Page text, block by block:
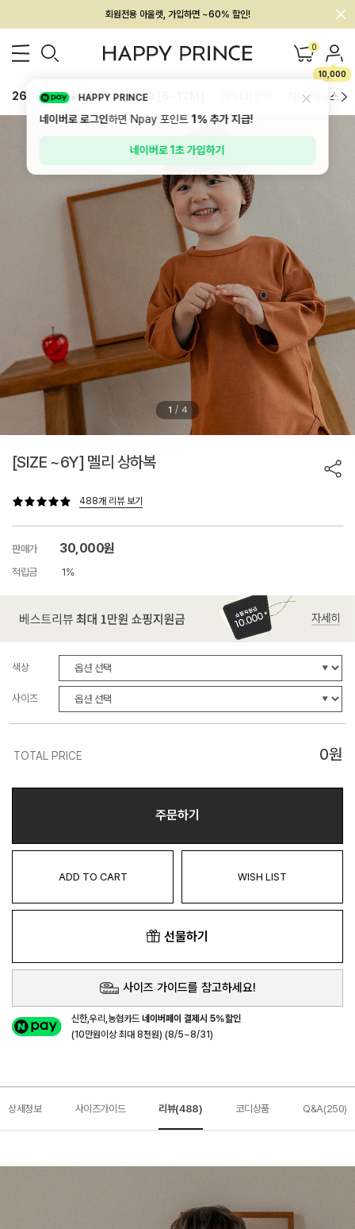
회원전용 아울렛, 가입하면 ~60% 할인!
멤버십 최대 28,000원 혜택 0
10,000
26SS 신상 BEST BABY[6~12M] 하의/레깅스
1 / 4
[SIZE ~6Y] 멜리 상하복
488개 리뷰 보기
판매가 30,000원
적립금 1%
색상
사이즈
TOTAL PRICE 0원
주문하기
ADD TO CART WISH LIST
선물하기
사이즈 가이드를 참고하세요!
신한,우리,농협카드네이버페이 결제시 5%할인
(10만원이상 최대 8천원) (8/5~8/31)
상세정보 사이즈가이드 리뷰(488) 코디상품 Q&A(250)
HAPPY PRINCE
네이버로 로그인하면 Npay 포인트1%추가 지급!
네이버로 1초 가입하기